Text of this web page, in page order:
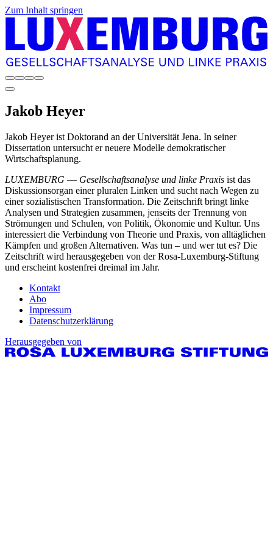
Zum Inhalt springen
Jakob Heyer
Jakob Heyer ist Doktorand an der Universität Jena. In seiner
Dissertation untersucht er neuere Modelle demokratischer
Wirtschaftsplanung.
LUXEMBURG — Gesellschaftsanalyse und linke Praxis ist das
Diskussionsorgan einer pluralen Linken und sucht nach Wegen zu
einer sozialistischen Transformation. Die Zeitschrift bringt linke
Analysen und Strategien zusammen, jenseits der Trennung von
Strömungen und Schulen, von Politik, Ökonomie und Kultur. Uns
interessiert die Verbindung von Theorie und Praxis, von alltäglichen
Kämpfen und großen Alternativen. Was tun – und wer tut es? Die
Zeitschrift wird herausgegeben von der Rosa-Luxemburg-Stiftung
und erscheint kostenfrei dreimal im Jahr.
Kontakt
Abo
Impressum
Datenschutzerklärung
Herausgegeben von